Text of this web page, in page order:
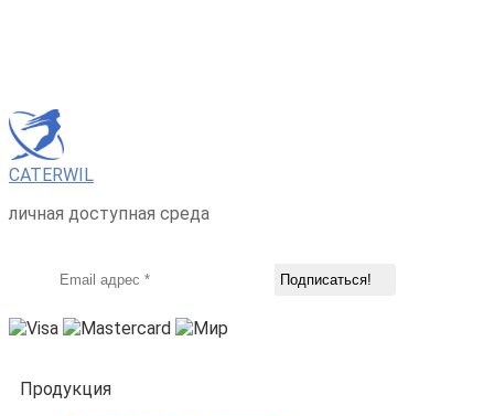
CATERWIL
личная доступная среда
Продукция